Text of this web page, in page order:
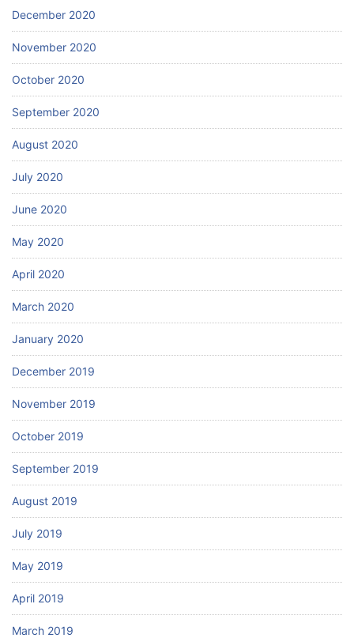
December 2020
November 2020
October 2020
September 2020
August 2020
July 2020
June 2020
May 2020
April 2020
March 2020
January 2020
December 2019
November 2019
October 2019
September 2019
August 2019
July 2019
May 2019
April 2019
March 2019